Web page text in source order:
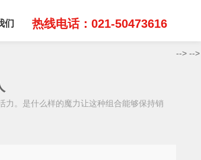
们 热线电话：021-50473616
。是什么样的魔力让这种组合能够保持销
--> -->